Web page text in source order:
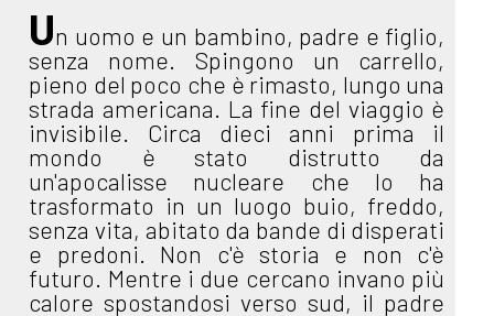
Un uomo e un bambino, padre e figlio,
senza nome. Spingono un carrello,
pieno del poco che è rimasto, lungo una
strada americana. La fine del viaggio è
invisibile. Circa dieci anni prima il
mondo è stato distrutto da
un'apocalisse nucleare che lo ha
trasformato in un luogo buio, freddo,
senza vita, abitato da bande di disperati
e predoni. Non c'è storia e non c'è
futuro. Mentre i due cercano invano più
calore spostandosi verso sud, il padre